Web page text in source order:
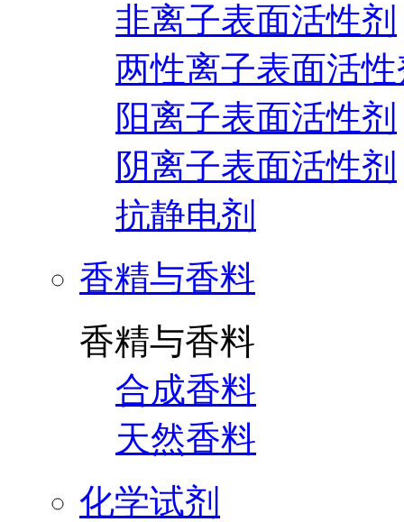
非离子表面活性剂
两性离子表面活
阳离子表面活性剂
阴离子表面活性剂
抗静电剂
香精与香料
香精与香料
合成香料
天然香料
化学试剂